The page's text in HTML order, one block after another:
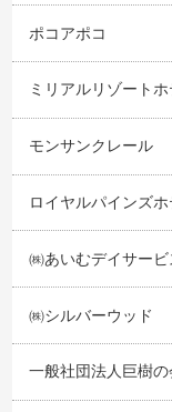
ポコアポコ
ミリアルリゾート
モンサンクレール
ロイヤルパインズ
㈱あいむデイサービ
㈱シルバーウッド
一般社団法人巨樹